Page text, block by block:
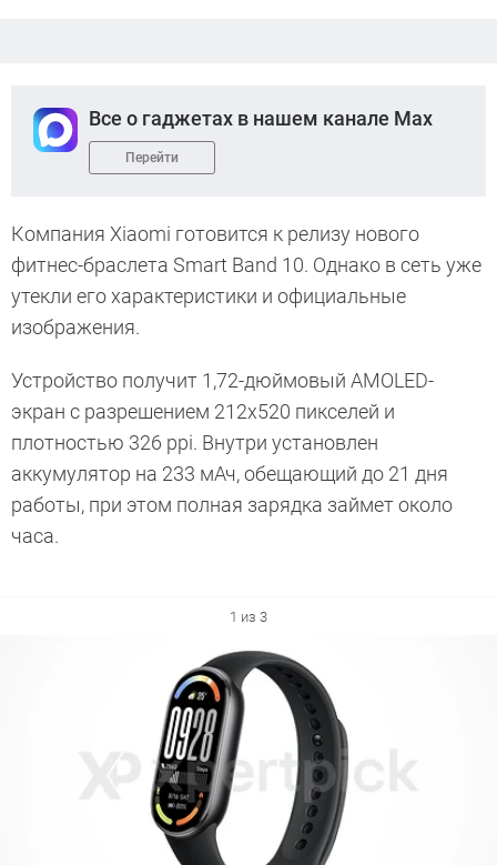
Все о гаджетах в нашем канале Max
Перейти
Компания Xiaomi готовится к релизу нового
фитнес-браслета Smart Band 10. Однако в сеть уже
утекли его характеристики и официальные
изображения.
Устройство получит 1,72-дюймовый AMOLED-
экран с разрешением 212x520 пикселей и
плотностью 326 ppi. Внутри установлен
аккумулятор на 233 мАч, обещающий до 21 дня
работы, при этом полная зарядка займет около
часа.
1 из 3